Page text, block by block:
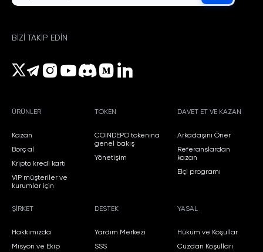
BIZI TAKIP EDIN
ÜRÜNLER
Kazan
Borç al
Kripto kredi kartı
VIP müşteriler ve
kurumlar için
TOKEN
COINDEPO tokenına
genel bakış
Yönetişim
DAVET ET VE KAZAN
Arkadaşını Öner
Referanslardan
kazan
Elçi programı
ŞIRKET
Hakkımızda
Misyon ve Ekip
DESTEK
Yardım Merkezi
SSS
YASAL
Hüküm ve Koşullar
Cüzdan Koşulları